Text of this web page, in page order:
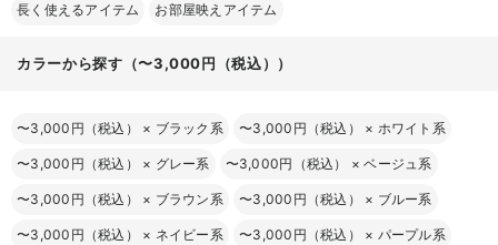
長く使えるアイテム お部屋映えアイテム
カラーから探す（〜3,000円（税込））
〜3,000円（税込） × ブラック系 〜3,000円（税込） × ホワイト系
〜3,000円（税込） × グレー系 〜3,000円（税込） ×ベージュ系
〜3,000円（税込） × ブラウン系 〜3,000円（税込） × ブルー系
〜3,000円（税込） × ネイビー系 〜3,000円（税込） × パープル系